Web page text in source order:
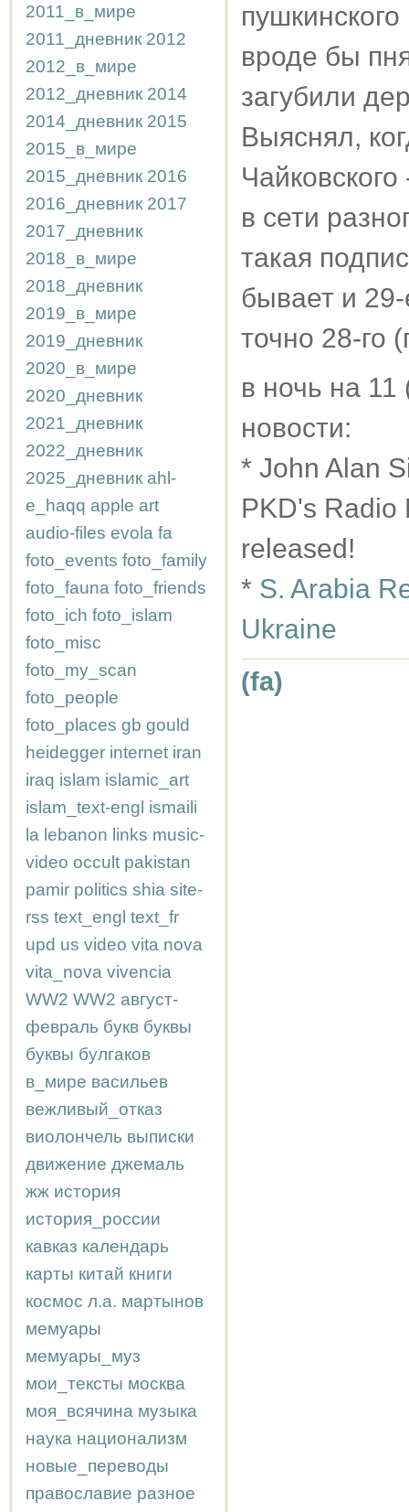
2011_в_мире
2011_дневник 2012
2012_в_мире
2012_дневник 2014
2014_дневник 2015
2015_в_мире
2015_дневник 2016
2016_дневник 2017
2017_дневник
2018_в_мире
2018_дневник
2019_в_мире
2019_дневник
2020_в_мире
2020_дневник
2021_дневник
2022_дневник
2025_дневник ahl-
e_haqq apple art
audio-files evola fa
foto_events foto_family
foto_fauna foto_friends
foto_ich foto_islam
foto_misc
foto_my_scan
foto_people
foto_places gb gould
heidegger internet iran
iraq islam islamic_art
islam_text-engl ismaili
la lebanon links music-
video occult pakistan
pamir politics shia site-
rss text_engl text_fr
upd us video vita nova
vita_nova vivencia
WW2 WW2 август-
февраль букв буквы
буквы булгаков
в_мире васильев
вежливый_отказ
виолончель выписки
движение джемаль
жж история
история_россии
кавказ календарь
карты китай книги
космос л.а. мартынов
мемуары
мемуары_муз
мои_тексты москва
моя_всячина музыка
наука национализм
новые_переводы
православие разное
вроде бы
загубили
Выяснял,
в сети
такая
бывает и
точно 28-го
в ночь на 11
новости:
* John Alan
PKD's Radio
released!
* S. Arabia
Ukraine
(fa)